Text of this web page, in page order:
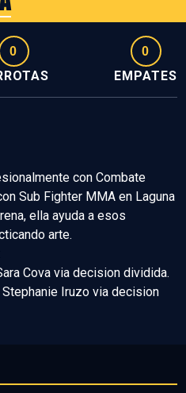
0 0
EMPATES
con Combate
Sub Fighter MMA en Laguna
ella ayuda a esos
arte.
Cova via decision dividida.
Iruzo via decision